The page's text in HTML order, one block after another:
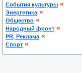
Cобытия культуры «
Энергетика «
Общество «
Народный фронт «
PR, Реклама «
Спорт «